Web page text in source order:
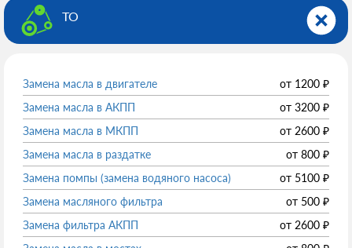
ТО
Замена масла в двигателе от 1200 ₽
Замена масла в АКПП
от 3200 ₽
Замена масла в МКПП
от 2600 ₽
Замена масла в раздатке
от 800 ₽
Замена помпы (замена водяного насоса)
от 5100 ₽
Замена масляного фильтра
от 500 ₽
Замена фильтра АКПП
от 2600 ₽